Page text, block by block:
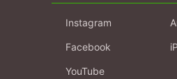
Instagram
Facebook
YouTube